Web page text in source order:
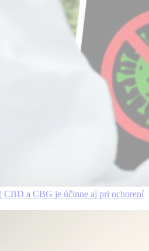
a CBG je účinne aj pri ochorení